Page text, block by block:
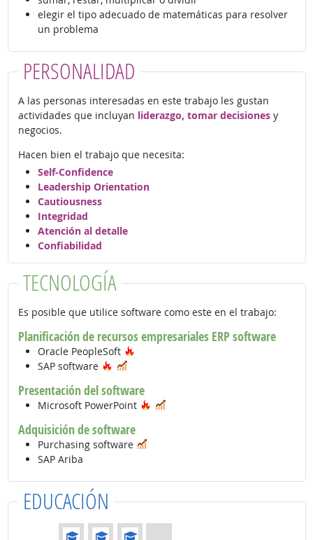
elegir el tipo adecuado de matemáticas para resolver
un problema
PERSONALIDAD
A las personas interesadas en este trabajo les gustan
actividades que incluyan liderazgo, tomar decisionesy
negocios.
Hacen bien el trabajo que necesita:
Self-Confidence
Leadership Orientation
Cautiousness
Integridad
Atención al detalle
Confiabilidad
TECNOLOGÍA
Es posible que utilice software como este en el trabajo:
Planificación de recursos empresariales ERP software
Oracle PeopleSoft
SAP software
Tecnología de moda
Presentación del software
Microsoft PowerPoint Tecnología de moda
Adquisición de software
Purchasing software
SAP Ariba
EDUCACIÓN
Educación: (Calificación 3 de 4)